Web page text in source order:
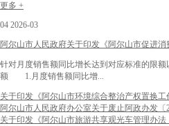
更多 +
04 2026-03
阿尔山市人民政府关于印发《阿尔山市促进
针对月度销售额同比增长达到对应标准的限
额 1.月度销售额同比增...
关于印发《阿尔山市环境综合整治产权置换
阿尔山市人民政府办公室关于废止阿政办发〔
关于印发《阿尔山市旅游共享观光车管理办法